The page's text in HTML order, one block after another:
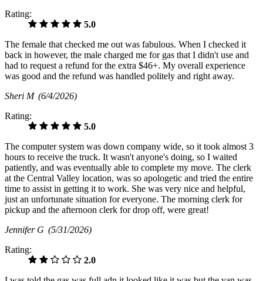
Rating:
5.0
The female that checked me out was fabulous. When I checked it
back in however, the male charged me for gas that I didn't use and
had to request a refund for the extra $46+. My overall experience
was good and the refund was handled politely and right away.
Sheri M (6/4/2026)
Rating:
5.0
The computer system was down company wide, so it took almost 3
hours to receive the truck. It wasn't anyone's doing, so I waited
patiently, and was eventually able to complete my move. The clerk
at the Central Valley location, was so apologetic and tried the entire
time to assist in getting it to work. She was very nice and helpful,
just an unfortunate situation for everyone. The morning clerk for
pickup and the afternoon clerk for drop off, were great!
Jennifer G (5/31/2026)
Rating:
2.0